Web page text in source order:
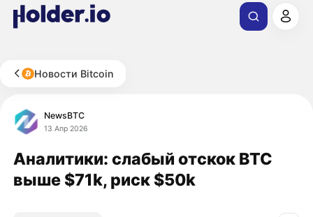
Новости Bitcoin
NewsBTC
13 Апр 2026
Аналитики: слабый отскок BTC
выше $71k, риск $50k